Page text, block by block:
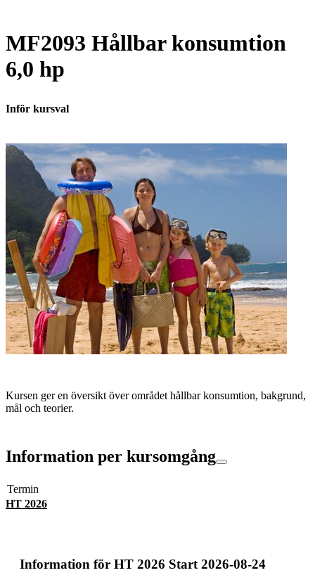
MF2093 Hållbar konsumtion
6,0 hp
Inför kursval
Kursen ger en översikt över området hållbar konsumtion, bakgrund,
mål och teorier.
Information per kursomgång
Termin
HT 2026
Information för HT 2026 Start 2026-08-24